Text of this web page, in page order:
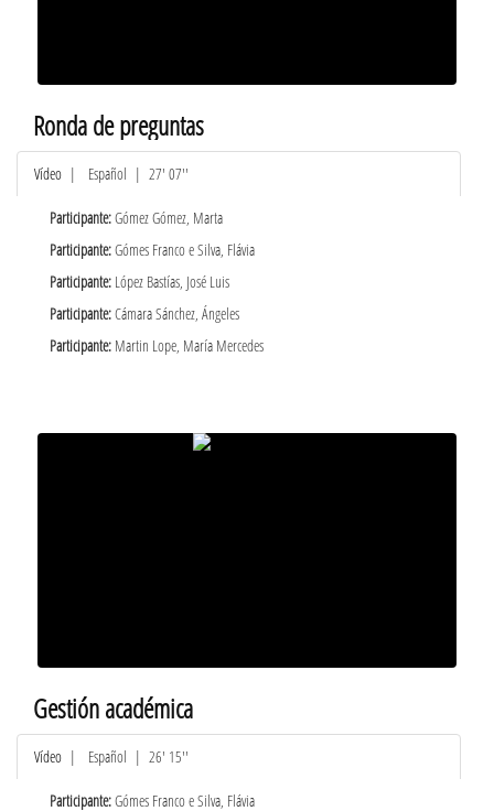
Ronda de preguntas
Vídeo | Español | 27' 07''
Participante:Gómez Gómez, Marta
Participante:Gómes Franco e Silva, Flávia
Participante: López Bastías, José Luis
Participante:Cámara Sánchez, Ángeles
Participante: Martin Lope, María Mercedes
Gestión académica
Vídeo | Español | 26' 15''
Participante:Gómes Franco e Silva, Flávia